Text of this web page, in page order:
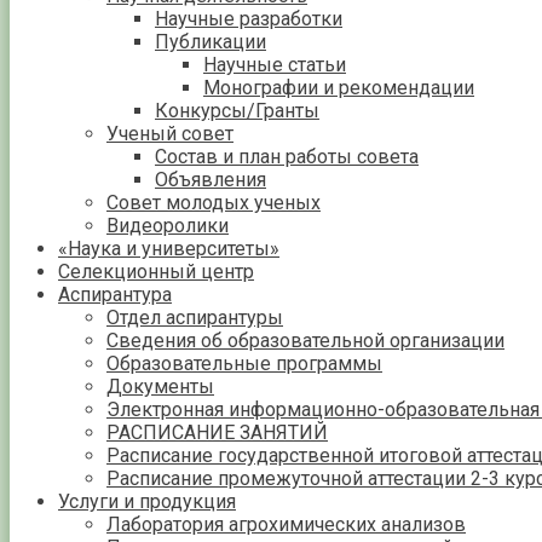
Научные разработки
Публикации
Научные статьи
Монографии и рекомендации
Конкурсы/Гранты
Ученый совет
Состав и план работы совета
Объявления
Совет молодых ученых
Видеоролики
«Наука и университеты»
Селекционный центр
Аспирантура
Отдел аспирантуры
Сведения об образовательной организации
Образовательные программы
Документы
Электронная информационно-
РАСПИСАНИЕ ЗАНЯТИЙ
Расписание государственной итоговой
Расписание промежуточной аттестации 2-3
Услуги и продукция
Лаборатория агрохимических анализов